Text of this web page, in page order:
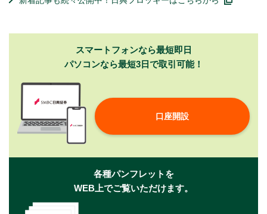
スマートフォンなら最短即日
パソコンなら最短3日で取引可能！
口座開設
各種パンフレットを
WEB上でご覧いただけます。